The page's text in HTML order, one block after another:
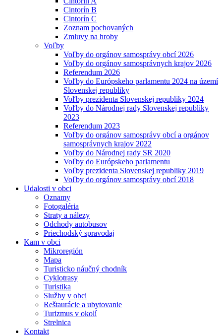
Cintorín B
Cintorín C
Zoznam pochovaných
Zmluvy na hroby
Voľby
Voľby do orgánov samosprávy obcí 2026
Voľby do orgánov samosprávnych krajov 2026
Referendum 2026
Voľby do Európskeho parlamentu 2024 na území
Slovenskej republiky
Voľby prezidenta Slovenskej republiky 2024
Voľby do Národnej rady Slovenskej republiky
2023
Referendum 2023
Voľby do orgánov samosprávy obcí a orgánov
samosprávnych krajov 2022
Voľby do Národnej rady SR 2020
Voľby do Európskeho parlamentu
Voľby prezidenta Slovenskej republiky 2019
Voľby do orgánov samosprávy obcí 2018
Udalosti v obci
Oznamy
Fotogaléria
Straty a nálezy
Odchody autobusov
Priechodský spravodaj
Kam v obci
Mikroregión
Mapa
Turisticko náučný chodník
Cyklotrasy
Turistika
Služby v obci
Reštaurácie a ubytovanie
Turizmus v okolí
Strelnica
Kontakt